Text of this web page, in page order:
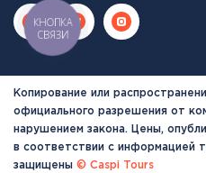
Копирование или
официального разрешения от
нарушением закона. Цены,
в соответствии с информацией
защищены © Caspi Tours
КНОПКА
СВЯЗИ